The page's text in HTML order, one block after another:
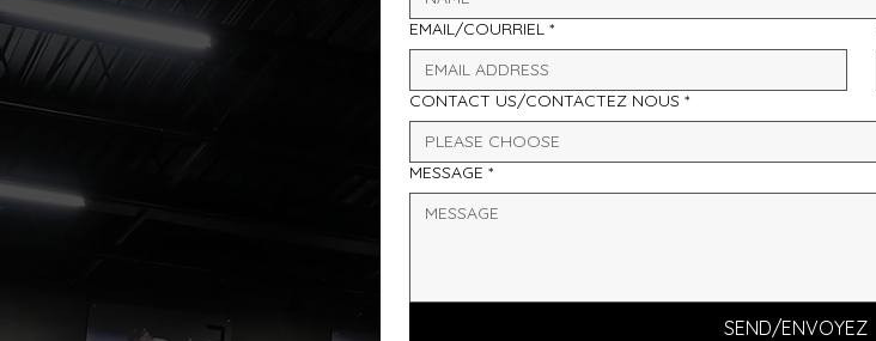
EMAIL/COURRIEL *
CONTACT US/CONTACTEZ NOUS *
PLEASE CHOOSE
MESSAGE *
SEND/ENVOYEZ